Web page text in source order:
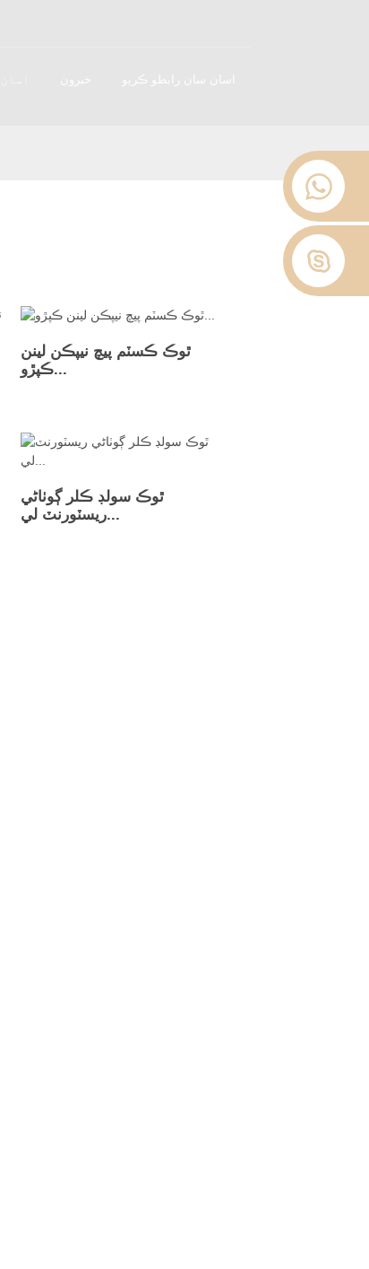
خبرون اسان سان رابطو ڪريو
ٿوڪ ڪسٽم پيچ نيپڪن لينن
ڪپڙو...
ٿوڪ سولڊ ڪلر ڳوٺاڻي
ريسٽورنٽ لي...